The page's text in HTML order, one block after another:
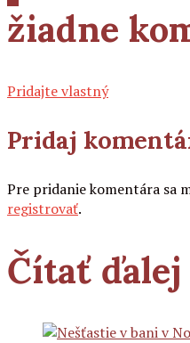
žiadne
Pridajte vlastný
Pridaj
Pre pridanie komentára sa
registrovať.
Čítať ďalej